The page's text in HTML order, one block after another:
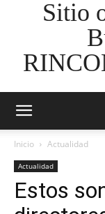
Sitio
Inicio Actualidad
Actualidad
Estos